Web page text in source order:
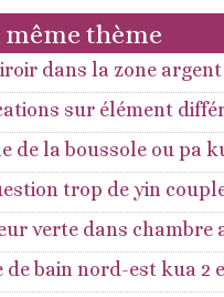
thème
dans la zone argent
sur élément
de la boussole ou pa
trop de yin
verte dans chambre
de bain nord-est kua 2